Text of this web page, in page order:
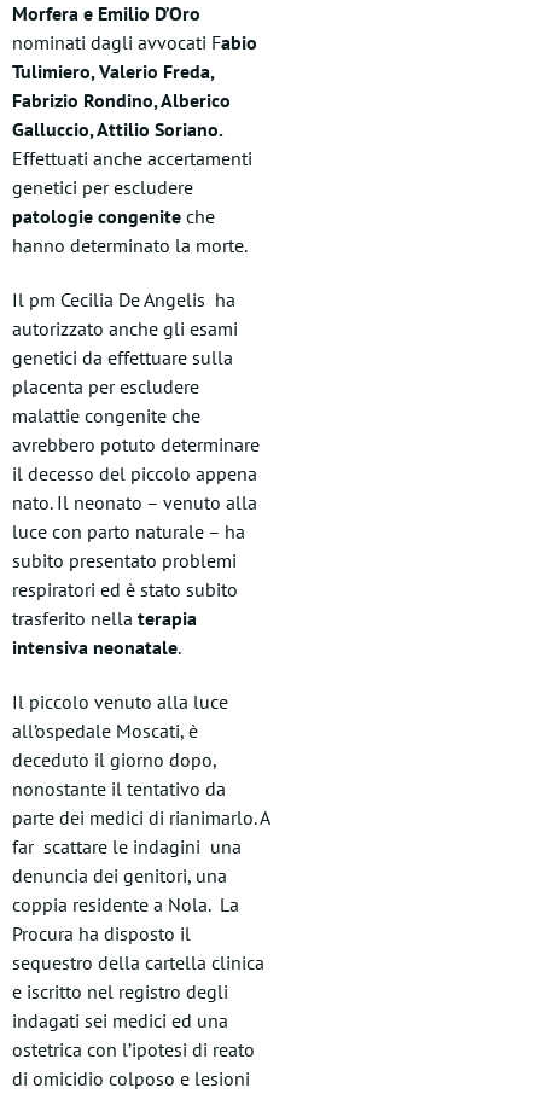
Morfera e Emilio D’Oro
nominati dagli avvocati Fabio
Tulimiero, Valerio Freda,
Fabrizio Rondino, Alberico
Galluccio, Attilio Soriano.
Effettuati anche accertamenti
genetici per escludere
patologie congenite che
hanno determinato la morte.
Il pm Cecilia De Angelis ha
autorizzato anche gli esami
genetici da effettuare sulla
placenta per escludere
malattie congenite che
avrebbero potuto determinare
il decesso del piccolo appena
nato. Il neonato – venuto alla
luce con parto naturale – ha
subito presentato problemi
respiratori ed è stato subito
trasferito nella terapia
intensiva neonatale.
Il piccolo venuto alla luce
all’ospedale Moscati, è
deceduto il giorno dopo,
nonostante il tentativo da
parte dei medici di rianimarlo. A
far scattare le indagini una
denuncia dei genitori, una
coppia residente a Nola. La
Procura ha disposto il
sequestro della cartella clinica
e iscritto nel registro degli
indagati sei medici ed una
ostetrica con l’ipotesi di reato
di omicidio colposo e lesioni